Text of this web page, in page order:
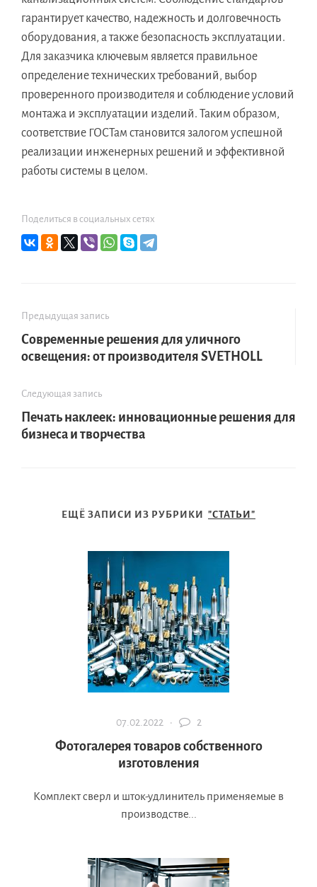
гарантирует качество, надежность и долговечность
оборудования, а также безопасность эксплуатации.
Для заказчика ключевым является правильное
определение технических требований, выбор
проверенного производителя и соблюдение условий
монтажа и эксплуатации изделий. Таким образом,
соответствие ГОСТам становится залогом успешной
реализации инженерных решений и эффективной
работы системы в целом.
Поделиться в социальных сетях
Предыдущая запись
Современные решения для уличного
освещения: от производителя SVETHOLL
Следующая запись
Печать наклеек: инновационные решения для
бизнеса и творчества
ЕЩЁ ЗАПИСИ ИЗ РУБРИКИ "СТАТЬИ"
07.02.2022 · 2
Фотогалерея товаров собственного
изготовления
Комплект сверл и шток-удлинитель применяемые в
производстве...